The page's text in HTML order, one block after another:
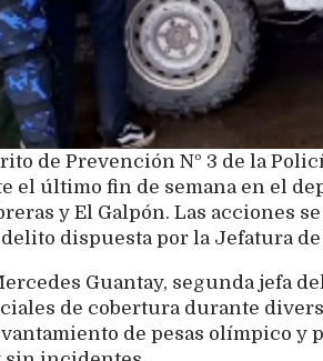
de Prevención Nº 3 de la
el último fin de semana en el
y El Galpón. Las acciones
dispuesta por la Jefatura
Guantay, segunda jefa
de cobertura durante
de pesas olímpico